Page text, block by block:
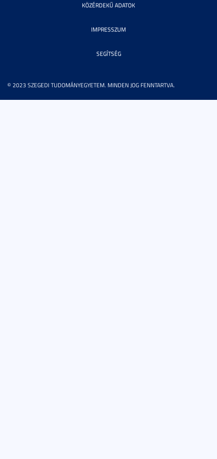
© 2023 SZEGEDI TUDOMÁNYEGYETEM. MINDEN JOG FENNTARTVA.
KÖZÉRDEKŰ ADATOK
IMPRESSZUM
SEGÍTSÉG